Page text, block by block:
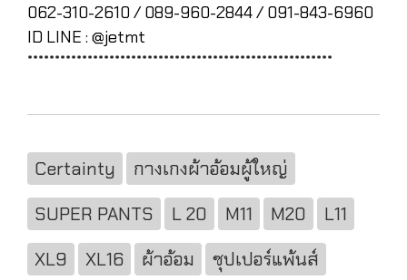
062-310-2610 / 089-960-2844 / 091-843-6960
ID LINE : @jetmt
********************************************************
Certainty
กางเกงผ้าอ้อมผู้ใหญ่
SUPER PANTS
L 20 M11 M20
L11
XL9
XL16 ผ้าอ้อม
ซุปเปอร์แพ้นส์